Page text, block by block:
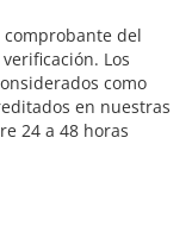
comprobante del
Los
como
en nuestras
24 a 48 horas